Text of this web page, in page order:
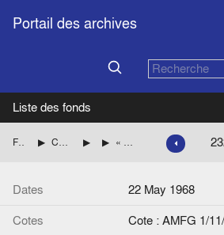
Portail des archives
Liste des fonds
Fonds Michel Gaudet Consultations du Service juridique des exécutifs européens Questions écrites
« Projet de réponse à la question écrite n° 86/68 de Monsieur Vredeling. Publication des décisions des représentants des gouvernements des Etats membres », note de G. Olivier à Schwed
Dates
22 May 1968
Cotes
Cote : AMFG 1/